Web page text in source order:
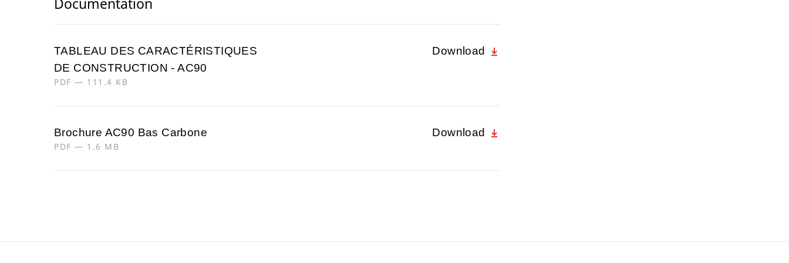
TABLEAU DES CARACTÉRISTIQUES
DE CONSTRUCTION - AC90
PDF — 111.4 KB
Download
Brochure AC90 Bas Carbone
PDF — 1.6 MB
Download